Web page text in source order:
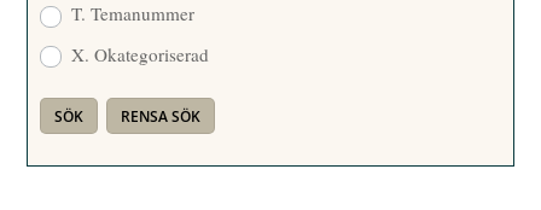
T. Temanummer
X. Okategoriserad